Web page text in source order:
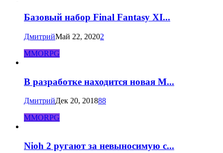
Базовый набор Final Fantasy XI...
ДмитрийМай 22, 20202
MMORPG
В разработке находится новая M...
ДмитрийДек 20, 201888
MMORPG
Nioh 2 ругают за невыносимую с...